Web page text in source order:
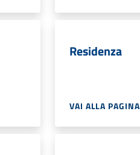
Residenza
VAI ALLA PAGINA